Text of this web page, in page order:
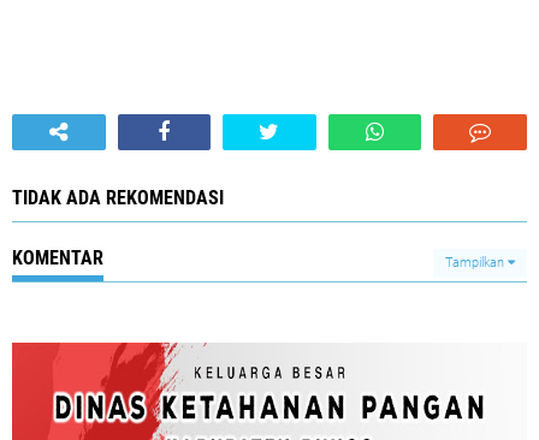
TIDAK ADA REKOMENDASI
KOMENTAR Tampilkan